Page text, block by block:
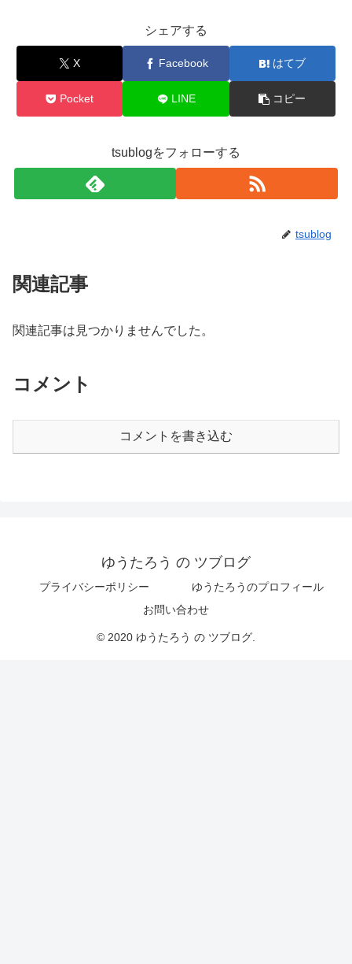
シェアする
X Facebook はてブ
Pocket LINE コピー
tsublogをフォローする
tsublog
関連記事
関連記事は見つかりませんでした。
コメント
コメントを書き込む
ゆうたろう の ツブログ
プライバシーポリシー
ゆうたろうのプロフィール
お問い合わせ
© 2020 ゆうたろう の ツブログ.